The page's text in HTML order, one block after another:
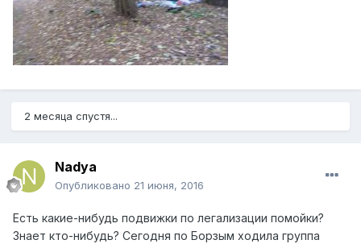
2 месяца спустя...
Nadya
Опубликовано 21 июня, 2016
Есть какие-нибудь подвижки по легализации помойки?
Знает кто-нибудь? Сегодня по Борзым ходила группа